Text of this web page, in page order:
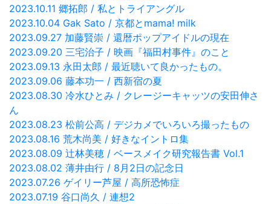
2023.10.11 郷拓郎 / 私とトライアングル
2023.10.04 Gak Sato / 京都とmama! milk
2023.09.27 加藤賢崇 / 還暦ポップアイドルの現在
2023.09.20 三宅治子 / 映画『福田村事件』のこと
2023.09.13 永田太郎 / 最近聴いて良かったもの。
2023.09.06 藤本功一 / 西新宿の夏
2023.08.30 冷水ひとみ / クレージーキャッツの安田伸さ
ん
2023.08.23 松前公高 / デジカメでいろいろ撮ったもの
2023.08.16 荒木尚美 / 好きなイントロ集
2023.08.09 辻林美穂 / ベースメイク研究報告書 Vol.1
2023.08.02 薄井由行 / 8月2日の記念日
2023.07.26 ゲイリー芦屋 / 高所恐怖症
2023.07.19 谷口尚久 / 連想2